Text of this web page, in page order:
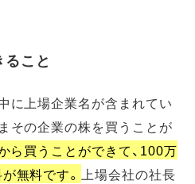
こと
に上場企業名が含まれてい
その企業の株を買うことが
ら買うことができて、100万
無料です。上場会社の社長